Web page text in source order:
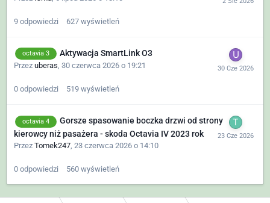
9 odpowiedzi 627 wyświetleń
octavia 3 Aktywacja SmartLink O3
Przez uberas, 30 czerwca 2026 o 19:21
0 odpowiedzi 519 wyświetleń
octavia 4
Gorsze spasowanie boczka drzwi od strony
kierowcy niż pasażera - skoda Octavia IV 2023 rok
Przez Tomek247 23 czerwca 2026 o 14:10
0 odpowiedzi 560 wyświetleń